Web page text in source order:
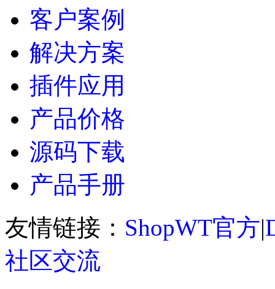
客户案例
解决方案
插件应用
产品价格
源码下载
产品手册
友情链接： ShopWT官方|
社区交流